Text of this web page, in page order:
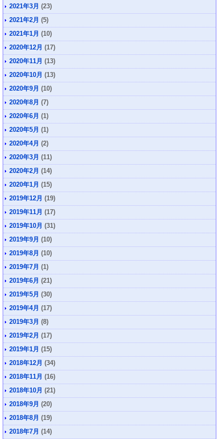
2021年3月 (23)
2021年2月 (5)
2021年1月 (10)
2020年12月 (17)
2020年11月 (13)
2020年10月 (13)
2020年9月 (10)
2020年8月 (7)
2020年6月 (1)
2020年5月 (1)
2020年4月 (2)
2020年3月 (11)
2020年2月 (14)
2020年1月 (15)
2019年12月 (19)
2019年11月 (17)
2019年10月 (31)
2019年9月 (10)
2019年8月 (10)
2019年7月 (1)
2019年6月 (21)
2019年5月 (30)
2019年4月 (17)
2019年3月 (8)
2019年2月 (17)
2019年1月 (15)
2018年12月 (34)
2018年11月 (16)
2018年10月 (21)
2018年9月 (20)
2018年8月 (19)
2018年7月 (14)